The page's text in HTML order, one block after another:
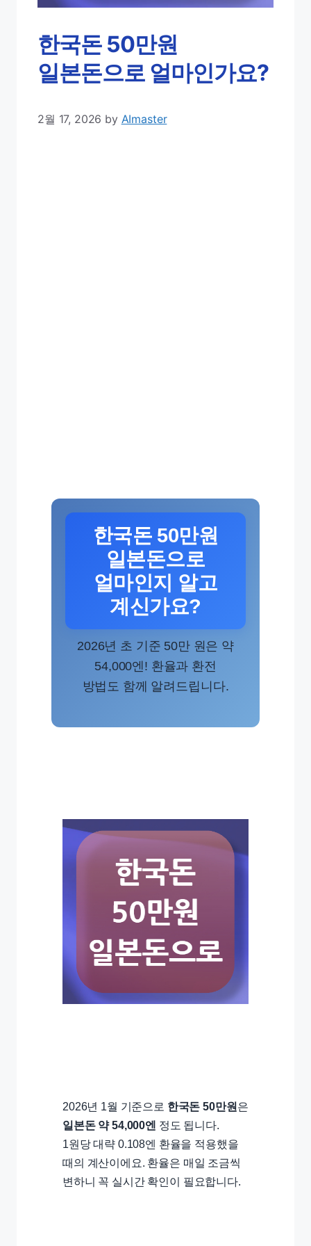
한국돈 50만원
일본돈으로 얼마인가요?
2월 17, 2026 by AImaster
한국돈 50만원
일본돈으로
얼마인지 알고
계신가요?
2026년 초 기준 50만 원은 약
54,000엔! 환율과 환전
방법도 함께 알려드립니다.
2026년 1월 기준으로 한국돈 50만원은
일본돈 약 54,000엔 정도 됩니다.
1원당 대략 0.108엔 환율을 적용했을
때의 계산이에요. 환율은 매일 조금씩
변하니 꼭 실시간 확인이 필요합니다.